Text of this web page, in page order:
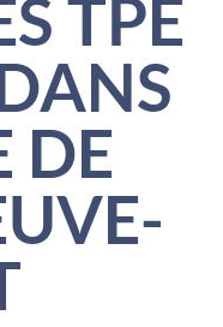
TPE
DE